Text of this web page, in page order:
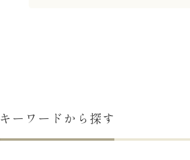
キーワードから探す